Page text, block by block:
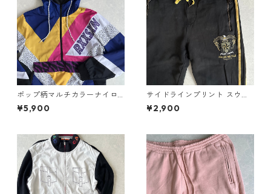
ポップ柄マルチカラーナイロ
ンブルゾンジップパーカー 総
柄 XL 古着 メンズ
¥5,900
サイドラインプリント スウェ
ットジョガーパンツ ブラック
M 古着 メンズ
¥2,900